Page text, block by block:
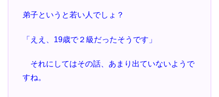
弟子というと若い人でしょ？
「ええ、19歳で２級だったそうです」
それにしてはその話、あまり出ていないようで
すね。